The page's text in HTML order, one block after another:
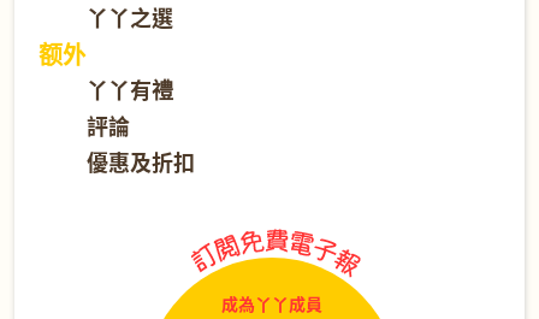
丫丫之選
额外
丫丫有禮
評論
優惠及折扣
成為丫丫成員